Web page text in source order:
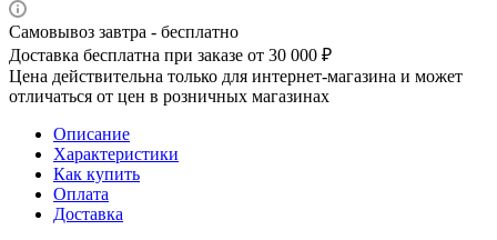
Самовывоз завтра - бесплатно
Доставка бесплатна при заказе от 30 000 ₽
Цена действительна только для интернет-магазина и может
отличаться от цен в розничных магазинах
Описание
Характеристики
Как купить
Оплата
Доставка